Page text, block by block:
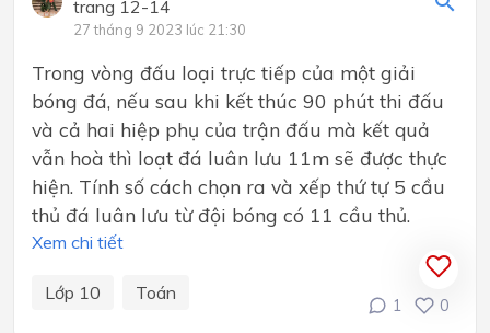
trang 12-14
27 tháng 9 2023 lúc 21:30
Trong vòng đấu loại trực tiếp của một giải
bóng đá, nếu sau khi kết thúc 90 phút thi đấu
và cả hai hiệp phụ của trận đấu mà kết quả
vẫn hoà thì loạt đá luân lưu 11m sẽ được thực
hiện. Tính số cách chọn ra và xếp thứ tự 5 cầu
thủ đá luân lưu từ đội bóng có 11 cầu thủ.
Xem chi tiết
Lớp 10 Toán
1 0